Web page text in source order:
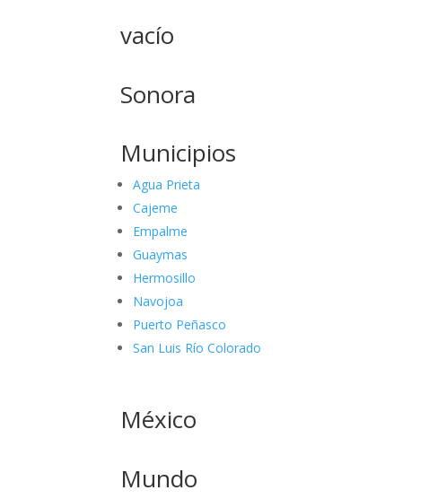
vacío
Sonora
Municipios
Agua Prieta
Cajeme
Empalme
Guaymas
Hermosillo
Navojoa
Puerto Peñasco
San Luis Río Colorado
México
Mundo